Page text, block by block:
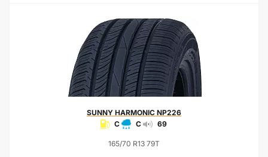
SUNNY HARMONIC NP226
C
C 69
165/70 R13 79T